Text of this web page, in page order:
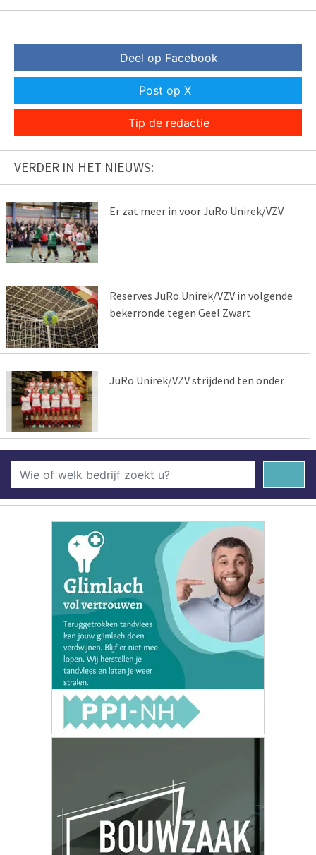
Deel op Facebook
Post op X
Tip de redactie
VERDER IN HET NIEUWS:
Er zat meer in voor JuRo Unirek/VZV
Reserves JuRo Unirek/VZV in volgende
bekerronde tegen Geel Zwart
JuRo Unirek/VZV strijdend ten onder